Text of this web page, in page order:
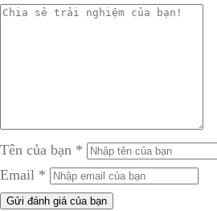
Tên của bạn *
Email *
Gửi đánh giá của bạn